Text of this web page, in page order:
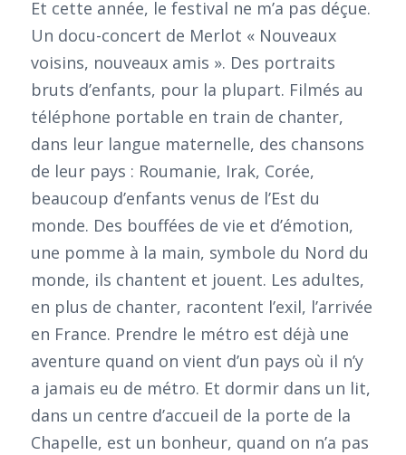
Et cette année, le festival ne m’a pas déçue.
Un docu-concert de Merlot « Nouveaux
voisins, nouveaux amis ». Des portraits
bruts d’enfants, pour la plupart. Filmés au
téléphone portable en train de chanter,
dans leur langue maternelle, des chansons
de leur pays : Roumanie, Irak, Corée,
beaucoup d’enfants venus de l’Est du
monde. Des bouffées de vie et d’émotion,
une pomme à la main, symbole du Nord du
monde, ils chantent et jouent. Les adultes,
en plus de chanter, racontent l’exil, l’arrivée
en France. Prendre le métro est déjà une
aventure quand on vient d’un pays où il n’y
a jamais eu de métro. Et dormir dans un lit,
dans un centre d’accueil de la porte de la
Chapelle, est un bonheur, quand on n’a pas